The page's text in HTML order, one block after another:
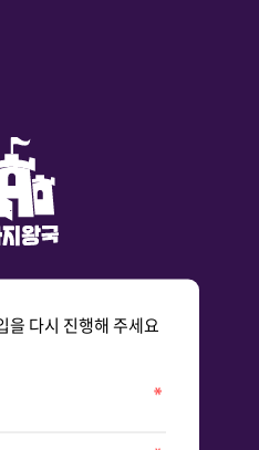
을 다시 진행해 주세요